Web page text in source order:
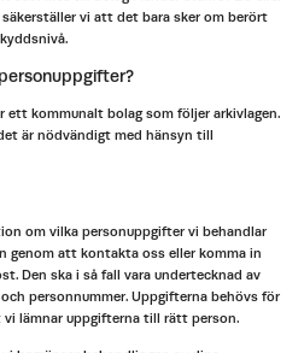
säkerställer vi att det bara sker om berört
ett kommunalt bolag som följer arkivlagen.
är nödvändigt med hänsyn till
om vilka personuppgifter vi behandlar
genom att kontakta oss eller komma in
Den ska i så fall vara undertecknad av
personnummer. Uppgifterna behövs för
lämnar uppgifterna till rätt person.